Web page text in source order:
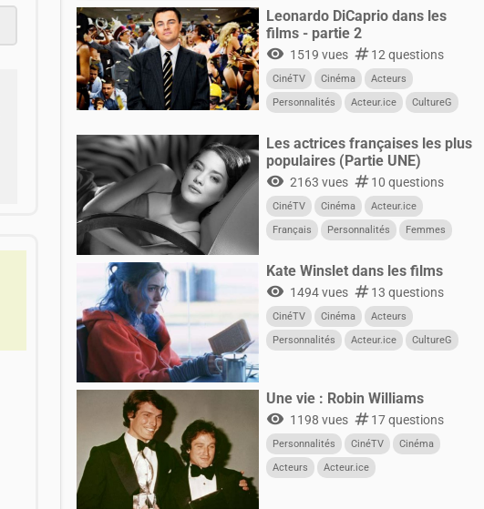
Leonardo DiCaprio dans les
films - partie 2
visibility 1519 vues numbers12 questions
CinéTV Cinéma
Acteurs
Personnalités
Acteur.ice
CultureG
Les actrices françaises les plus
populaires (Partie UNE)
visibility 2163 vues numbers10 questions
CinéTV Cinéma
Acteur.ice
Français
Personnalités Femmes
Kate Winslet dans les films
visibility 1494 vues numbers13 questions
CinéTV Cinéma
Acteurs
Personnalités
Acteur.ice
CultureG
Une vie : Robin Williams
visibility 1198 vues numbers17 questions
Personnalités CinéTV
Cinéma
Acteurs
Acteur.ice